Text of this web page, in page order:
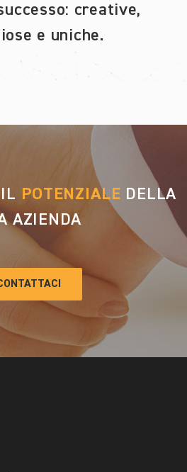
creative,
e uniche.
POTENZIALE DELLA
AZIENDA